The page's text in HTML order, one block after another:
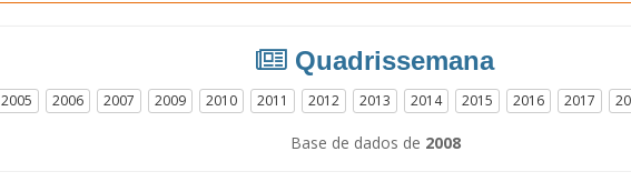
Quadrissemana
2005 2006 2007 2009 2010 2011 2012 2013 2014 2015 2016 2017
Base de dados de 2008